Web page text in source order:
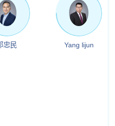
忠民 Yang lijun